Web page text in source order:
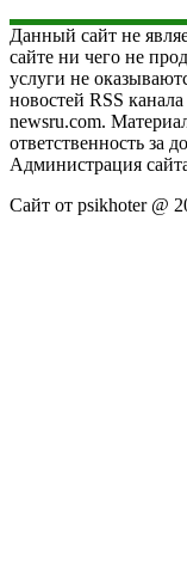
Данный сайт не
сайте ни чего не
услуги не
новостей RSS
newsru.com.
ответственность за
Администрация
Сайт от psikhoter @